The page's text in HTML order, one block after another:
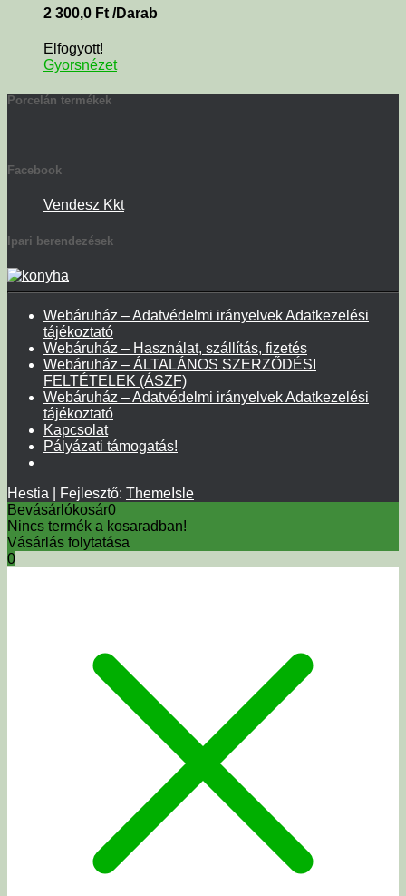
2 300,0 Ft /Darab
Elfogyott!
Gyorsnézet
Porcelán termékek
Facebook
Vendesz Kkt
Ipari berendezések
Webáruház – Adatvédelmi irányelvek Adatkezelési
tájékoztató
Webáruház – Használat, szállítás, fizetés
Webáruház – ÁLTALÁNOS SZERZŐDÉSI
FELTÉTELEK (ÁSZF)
Webáruház – Adatvédelmi irányelvek Adatkezelési
tájékoztató
Kapcsolat
Pályázati támogatás!
Hestia | Fejlesztő: ThemeIsle
Bevásárlókosár0
Nincs termék a kosaradban!
Vásárlás folytatása
0